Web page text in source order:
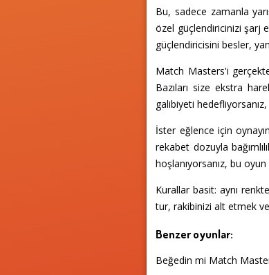
Bu, sadece zamanla
özel güçlendiricinizi şarj
güçlendiricisini besler,
Match Masters'i
Bazıları size ekstra
galibiyeti
İster eğlence için
rekabet dozuyla
hoşlanıyorsanız, bu
Kurallar basit: aynı
tur, rakibinizi alt etmek
Benzer oyunlar:
Beğedin mi Match